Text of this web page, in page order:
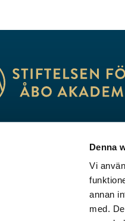
Denna
Vi
annan
med.
3, 20500 Turku